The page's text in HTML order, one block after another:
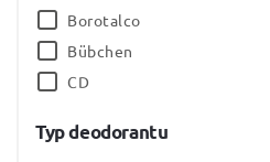
Borotalco
Bübchen
CD
Dermomed
Typ deodorantu